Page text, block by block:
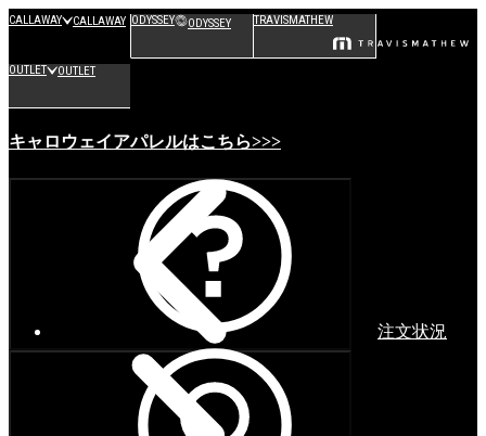
CALLAWAY CALLAWAY ODYSSEY ODYSSEY TRAVISMATHEW
OUTLET OUTLET
キャロウェイアパレルはこちら>>>
注文状況